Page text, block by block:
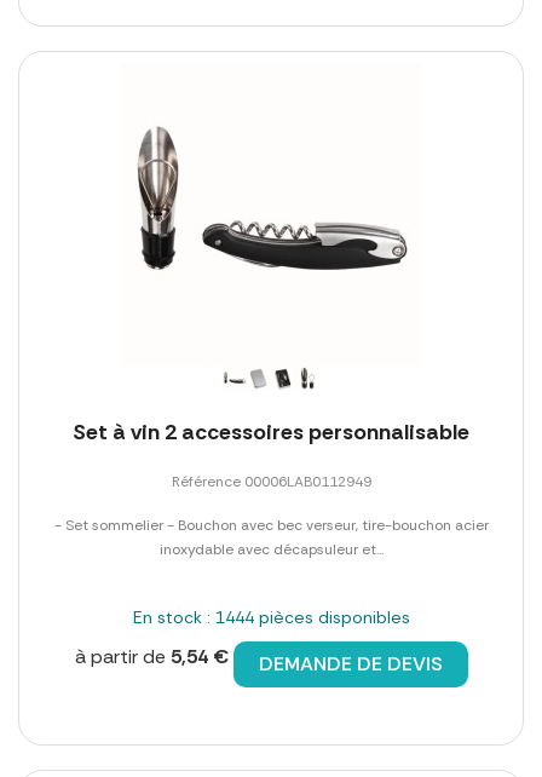
Set à vin 2 accessoires personnalisable
Référence 00006LAB0112949
- Set sommelier - Bouchon avec bec verseur, tire-bouchon acier
inoxydable avec décapsuleur et...
En stock : 1444 pièces disponibles
à partir de 5,54 € DEMANDE DE DEVIS